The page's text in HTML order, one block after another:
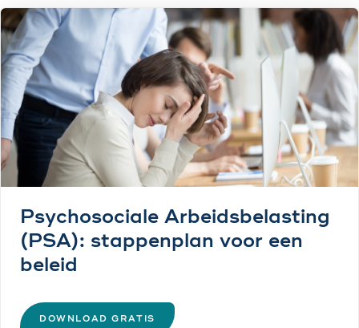
Psychosociale Arbeidsbelasting
(PSA): stappenplan voor een
beleid
DOWNLOAD GRATIS